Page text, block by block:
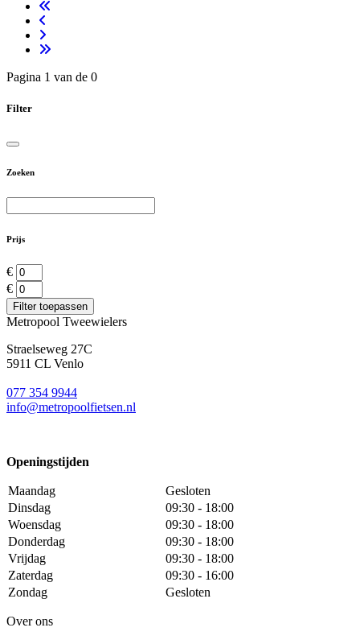
Pagina 1 van de 0
Filter
Zoeken
Prijs
€
€
Filter toepassen
Metropool Tweewielers
Straelseweg 27C
5911 CL Venlo
077 354 9944
info@metropoolfietsen.nl
Openingstijden
Maandag
Gesloten
Dinsdag
09:30 - 18:00
Woensdag
09:30 - 18:00
Donderdag
09:30 - 18:00
Vrijdag
09:30 - 18:00
Zaterdag
09:30 - 16:00
Zondag
Gesloten
Over ons